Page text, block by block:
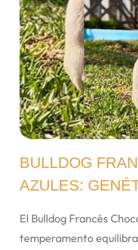
BULLDOG
AZULES:
El Bulldog Francés
temperamento